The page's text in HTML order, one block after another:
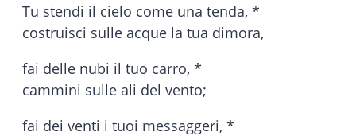
Tu stendi il cielo come una tenda, *
costruisci sulle acque la tua dimora,
fai delle nubi il tuo carro, *
cammini sulle ali del vento;
fai dei venti i tuoi messaggeri, *